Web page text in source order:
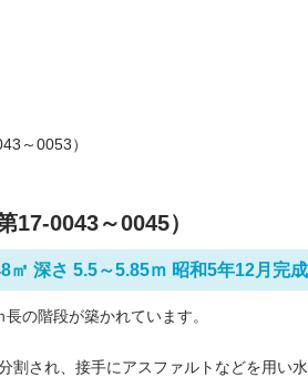
～0053）
17-0043～0045）
㎡ 深さ 5.5～5.85ｍ 昭和5年12月完成
の階段が築かれています。
割され、接手にアスファルトなどを用い